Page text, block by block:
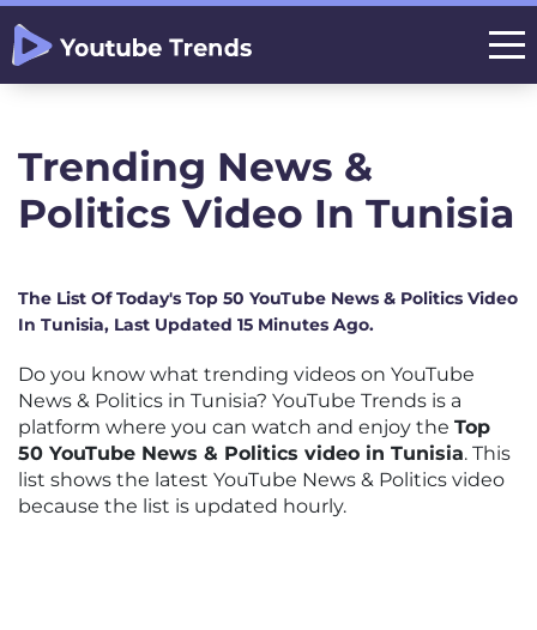
Trending News &
Politics Video In Tunisia
The List Of Today's Top 50 YouTube News & Politics Video
In Tunisia, Last Updated 15 Minutes Ago.
Do you know what trending videos on YouTube
News & Politics in Tunisia? YouTube Trends is a
platform where you can watch and enjoy the Top
50 YouTube News & Politics video in Tunisia. This
list shows the latest YouTube News & Politics video
because the list is updated hourly.